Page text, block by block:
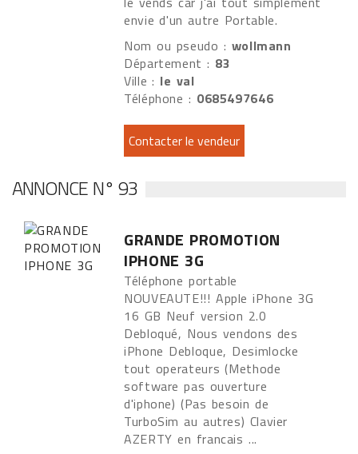
envie d'un autre Portable.
Nom ou pseudo : wollmann
Département : 83
Ville : le val
Téléphone : 0685497646
ANNONCE N° 93
GRANDE PROMOTION
IPHONE 3G
Téléphone portable
NOUVEAUTE!!! Apple iPhone 3G
16 GB Neuf version 2.0
Debloqué, Nous vendons des
iPhone Debloque, Desimlocke
tout operateurs (Methode
software pas ouverture
d'iphone) (Pas besoin de
TurboSim au autres) Clavier
AZERTY en francais ...